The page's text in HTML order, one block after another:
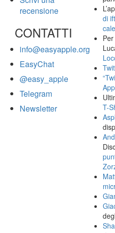
recensione
CONTATTI
info@easyapple.org
EasyChat
@easy_apple
Telegram
Newsletter
di
T-